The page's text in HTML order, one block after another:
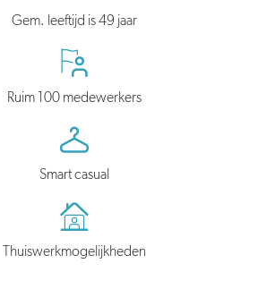
Gem. leeftijd is 49 jaar
Ruim 100 medewerkers
Smart casual
Thuiswerkmogelijkheden